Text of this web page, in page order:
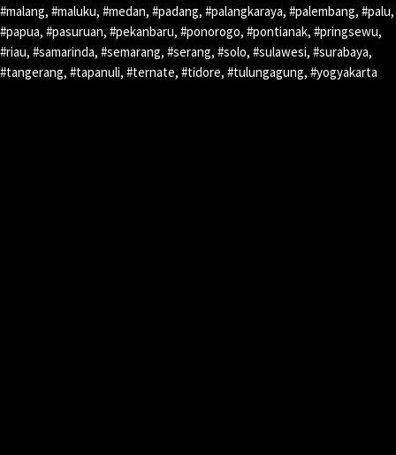
#malang, #maluku, #medan, #padang, #palangkaraya, #palembang, #palu,
#papua, #pasuruan, #pekanbaru, #ponorogo, #pontianak, #pringsewu,
#riau, #samarinda, #semarang, #serang, #solo, #sulawesi, #surabaya,
#tangerang, #tapanuli, #ternate, #tidore, #tulungagung, #yogyakarta